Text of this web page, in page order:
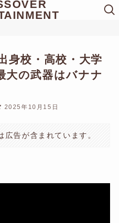
身校・高校・大学
大の武器はバナナ
2025年10月15日
広告が含まれています。